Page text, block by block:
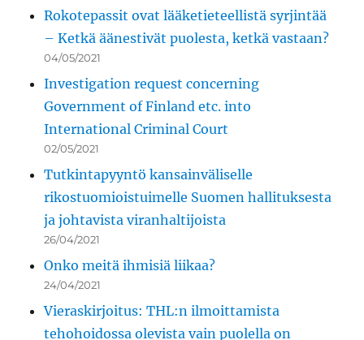
Rokotepassit ovat lääketieteellistä syrjintää
– Ketkä äänestivät puolesta, ketkä vastaan?
04/05/2021
Investigation request concerning
Government of Finland etc. into
International Criminal Court
02/05/2021
Tutkintapyyntö kansainväliselle
rikostuomioistuimelle Suomen hallituksesta
ja johtavista viranhaltijoista
26/04/2021
Onko meitä ihmisiä liikaa?
24/04/2021
Vieraskirjoitus: THL:n ilmoittamista
tehohoidossa olevista vain puolella on